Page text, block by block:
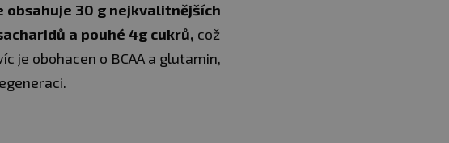
obsahuje 30 g nejkvalitnějších
a pouhé 4g cukrů, což
je obohacen o BCAA a glutamin,